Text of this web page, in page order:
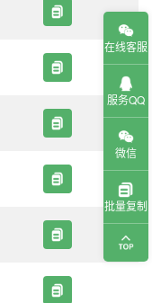
在线客服
服务QQ
微信
批量复制